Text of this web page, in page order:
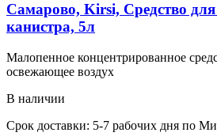
Самарово, Kirsi, Средство
канистра, 5л
Малопенное концентрированное
освежающее воздух
В наличии
Срок доставки: 5-7 рабочих дня по